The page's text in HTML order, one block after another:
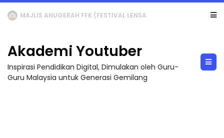
LIVE 🔴 [LIVE] MATEMATIK SR, WANG TAHUN 6 OLEH CIKGU ANITA #ALLINONE #141 #...
Akademi Youtuber
Inspirasi Pendidikan Digital, Dimulakan oleh Guru-
Guru Malaysia untuk Generasi Gemilang